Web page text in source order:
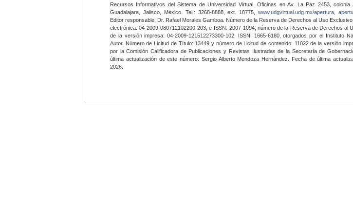
Recursos Informativos del Sistema de Universidad Virtual. Oficinas en Av. La Paz 2453, colonia
Guadalajara, Jalisco, México. Tel.: 3268-8888, ext. 18775,www.udgvirtual.udg.mx/apertura
Editor responsable: Dr. Rafael Morales Gamboa. Número de la Reserva de Derechos al Uso
electrónica: 04-2009-080712102200-203, e-ISSN: 2007-1094; número de la Reserva de Derechos al
de la versión impresa: 04-2009-121512273300-102, ISSN: 1665-6180, otorgados por el Instituto
Autor. Número de Licitud de Título: 13449 y número de Licitud de contenido: 11022 de la versión
por la Comisión Calificadora de Publicaciones y Revistas Ilustradas de la Secretaría de
última actualización de este número: Sergio Alberto Mendoza Hernández. Fecha de última
2026.